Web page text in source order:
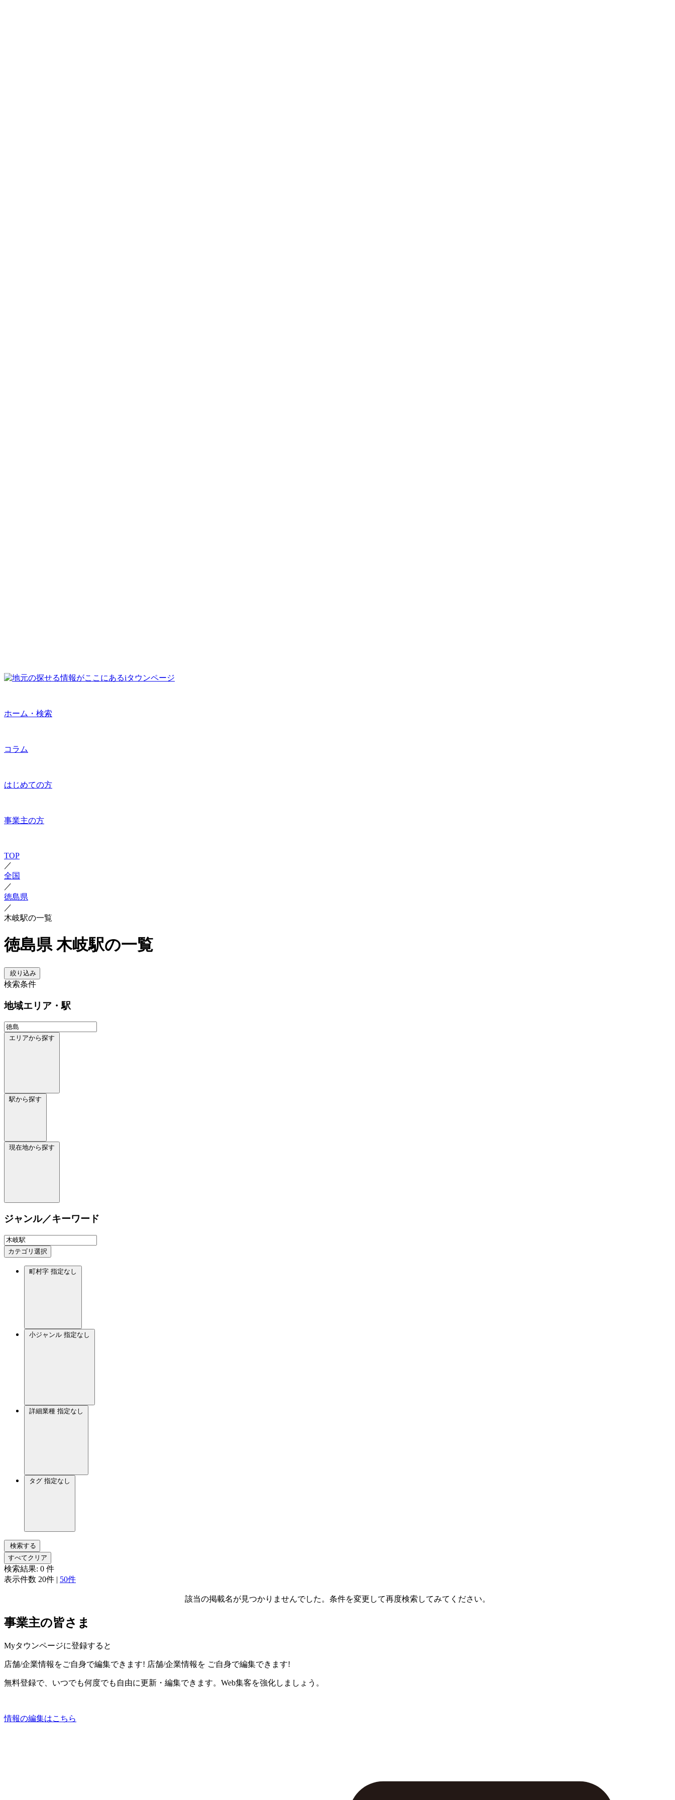
ホーム・検索
コラム
はじめての方
事業主の方
TOP
／
全国
／
徳島県
／
木岐駅の一覧
徳島県 木岐駅の一覧
絞り込み
検索条件
地域エリア・駅
エリアから探す
駅から探す
現在地から探す
ジャンル／キーワード
カテゴリ選択
町村字 指定なし
小ジャンル 指定なし
詳細業種 指定なし
タグ 指定なし
検索する
すべてクリア
検索結果: 0 件
表示件数 20件 | 50件
該当の掲載名が見つかりませんでした。条件を変更して再度検索してみてください。
事業主の皆さま
Myタウンページに登録すると
店舗/企業情報をご自身で編集できます! 店舗/企業情報を ご自身で編集できます!
無料登録で、いつでも何度でも自由に更新・編集できます。Web集客を強化しましょう。
情報の編集はこちら